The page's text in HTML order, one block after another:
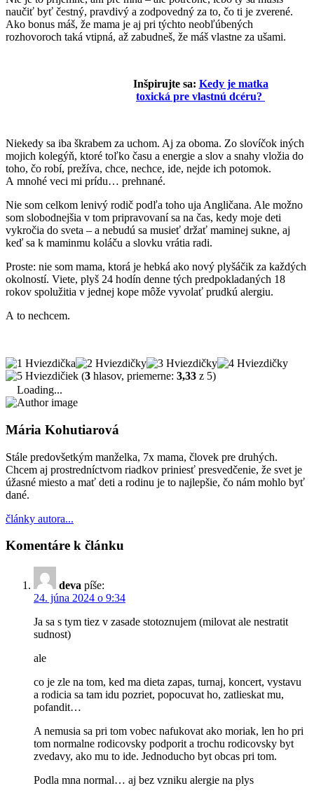
naučiť byť čestný, pravdivý a zodpovedný za to, čo ti je zverené.
Ako bonus máš, že mama je aj pri týchto neobľúbených
rozhovoroch taká vtipná, až zabudneš, že máš vlastne za ušami.
Inšpirujte sa: Kedy je matka
toxická pre vlastnú dcéru?
Niekedy sa iba škrabem za uchom. Aj za oboma. Zo slovíčok iných
mojich kolegýň, ktoré toľko času a energie a slov a snahy vložia do
toho, čo robí, prežíva, chce, nechce, ide, nejde ich potomok.
A mnohé veci mi prídu… prehnané.
Nie som celkom lenivý rodič podľa toho uja Angličana. Ale možno
som slobodnejšia v tom pripravovaní sa na čas, kedy moje deti
vykročia do sveta – a nebudú sa musieť držať maminej sukne, aj
keď sa k maminmu koláču a slovku vrátia radi.
Proste: nie som mama, ktorá je hebká ako nový plyšáčik za každých
okolností. Viete, plyš 24 hodín denne tých predpokladaných 18
rokov spolužitia v jednej kope môže vyvolať prudkú alergiu.
A to nechcem.
(3 hlasov, priemerne: 3,33 z 5)
Loading...
Mária Kohutiarová
Stále predovšetkým manželka, 7x mama, človek pre druhých.
Chcem aj prostredníctvom riadkov priniesť presvedčenie, že svet je
úžasné miesto a mať deti a rodinu je to najlepšie, čo nám mohlo byť
dané.
články autora...
Komentáre k článku
deva píše:
24. júna 2024 o 9:34
Ja sa s tym tiez v zasade stotoznujem (milovat ale nestratit
sudnost)
ale
co je zle na tom, ked ma dieta zapas, turnaj, koncert, vystavu
a rodicia sa tam idu pozriet, popocuvat ho, zatlieskat mu,
pofandit…
A nemusia sa pri tom vobec nafukovat ako moriak, len ho pri
tom normalne rodicovsky podporit a trochu rodicovsky byt
zvedavy, ako mu to ide. Jednoducho byt obcas pri tom.
Podla mna normal… aj bez vzniku alergie na plys